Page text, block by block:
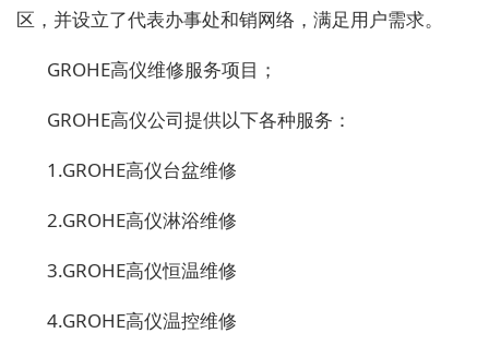
区，并设立了代表办事处和销网络，满足用户需求。
GROHE高仪维修服务项目；
GROHE高仪公司提供以下各种服务：
1.GROHE高仪台盆维修
2.GROHE高仪淋浴维修
3.GROHE高仪恒温维修
4.GROHE高仪温控维修